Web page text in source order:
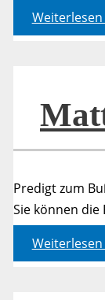
Matthäus
07,13-
20
Weiterlesen
Predigt zum
Sie können die
Matthäus
07,13-
20
Weiterlesen